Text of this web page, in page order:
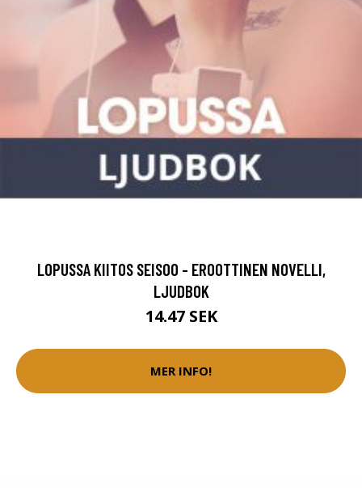
LOPUSSA KIITOS SEISOO - EROOTTINEN NOVELLI,
LJUDBOK
14.47 SEK
MER INFO!